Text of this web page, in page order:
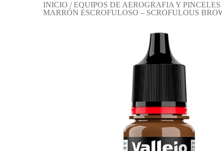
INICIO /EQUIPOS DE AEROGRAFIA Y
MARRÓN ESCROFULOSO – SCROFULOUS